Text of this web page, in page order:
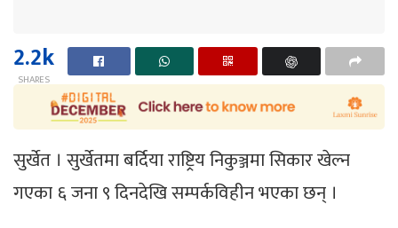
2.2k
SHARES
सुर्खेत । सुर्खेतमा बर्दिया राष्ट्रिय निकुञ्जमा सिकार खेल्न
गएका ६ जना ९ दिनदेखि सम्पर्कविहीन भएका छन् ।